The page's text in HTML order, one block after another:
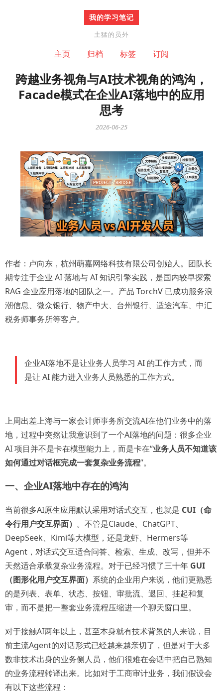
我的学习笔记
土猛的员外
主页 归档 标签 订阅
跨越业务视角与AI技术视角的鸿沟，
Facade模式在企业AI落地中的应用
思考
2026-06-25
作者：卢向东，杭州萌嘉网络科技有限公司创始人。团队长
期专注于企业 AI 落地与 AI 知识引擎实践，是国内较早探索
RAG 企业应用落地的团队之一。产品 TorchV 已成功服务浪
潮信息、微众银行、物产中大、台州银行、适途汽车、中汇
税务师事务所等客户。
企业AI落地不是让业务人员学习 AI 的工作方式，而
是让 AI 能力进入业务人员熟悉的工作方式。
上周出差上海与一家会计师事务所交流AI在他们业务中的落
地，过程中突然让我意识到了一个AI落地的问题：很多企业
AI 项目并不是卡在模型能力上，而是卡在“业务人员不知道该
如何通过对话框完成一套复杂业务流程”。
一、企业AI落地中存在的鸿沟
当前很多AI原生应用默认采用对话式交互，也就是 CUI（命
令行用户交互界面） 。不管是Claude、ChatGPT、
DeepSeek、Kimi等大模型，还是龙虾、Hermers等
Agent，对话式交互适合问答、检索、生成、改写，但并不
天然适合承载复杂业务流程。对于已经习惯了三十年 GUI
（图形化用户交互界面） 系统的企业用户来说，他们更熟悉
的是列表、表单、状态、按钮、审批流、退回、挂起和复
审，而不是把一整套业务流程压缩进一个聊天窗口里。
对于接触AI两年以上，甚至本身就有技术背景的人来说，目
前主流Agent的对话形式已经越来越亲切了，但是对于大多
数非技术出身的业务侧人员，他们很难在会话中把自己熟知
的业务流程转译出来。比如对于工商审计业务，我们假设会
有以下这些流程：